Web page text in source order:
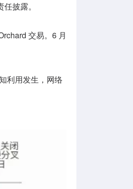
披露。
交易。6 月
利用发生，网络